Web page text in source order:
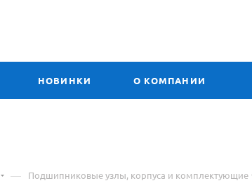
НОВИНКИ О КОМПАНИИ
— Подшипниковые узлы, корпуса и комплектующие